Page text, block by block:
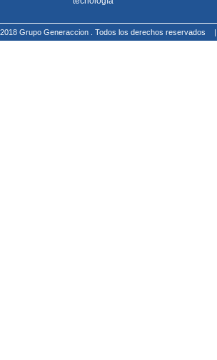
2018 Grupo Generaccion . Todos los derechos reservados |